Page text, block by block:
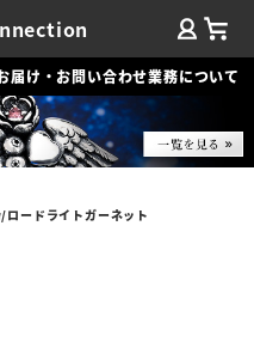
届け・お問い合わせ業務について
ードライトガーネット